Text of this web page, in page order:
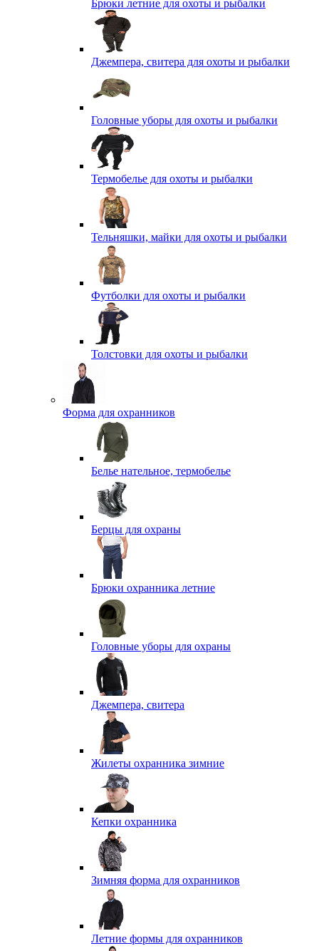
Брюки летние для охоты и рыбалки
Джемпера, свитера для охоты и рыбалки
Головные уборы для охоты и рыбалки
Термобелье для охоты и рыбалки
Тельняшки, майки для охоты и рыбалки
Футболки для охоты и рыбалки
Толстовки для охоты и рыбалки
Форма для охранников
Белье нательное, термобелье
Берцы для охраны
Брюки охранника летние
Головные уборы для охраны
Джемпера, свитера
Жилеты охранника зимние
Кепки охранника
Зимняя форма для охранников
Летние формы для охранников